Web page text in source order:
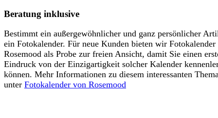
Beratung inklusive
Bestimmt ein außergewöhnlicher und ganz persönlicher
ein Fotokalender. Für neue Kunden bieten wir Fotokalender
Rosemood als Probe zur freien Ansicht, damit Sie einen
Eindruck von der Einzigartigkeit solcher Kalender
können. Mehr Informationen zu diesem interessanten
unter Fotokalender von Rosemood